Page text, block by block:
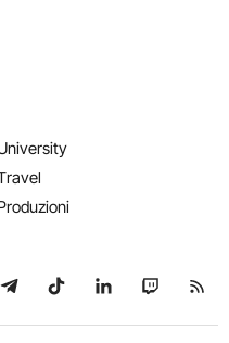
su WhatsApp
Seguici su Telegram
Seguici su TikTok
Seguici su
Seguici